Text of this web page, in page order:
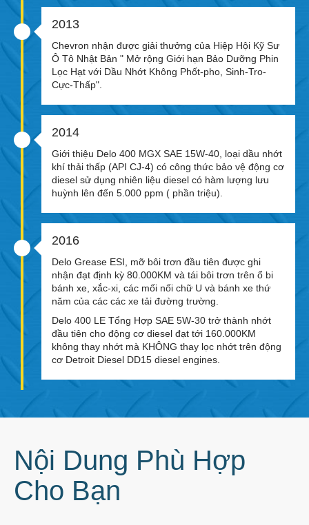
2013
Chevron nhận được giải thưởng của Hiệp Hội Kỹ Sư
Ô Tô Nhật Bản " Mở rộng Giới hạn Bảo Dưỡng Phin
Lọc Hạt với Dầu Nhớt Không Phốt-pho, Sinh-Tro-
Cực-Thấp".
2014
Giới thiệu Delo 400 MGX SAE 15W-40, loại dầu nhớt
khí thải thấp (API CJ-4) có công thức bảo vệ động cơ
diesel sử dụng nhiên liệu diesel có hàm lượng lưu
huỳnh lên đến 5.000 ppm ( phần triệu).
2016
Delo Grease ESI, mỡ bôi trơn đầu tiên được ghi
nhận đạt định kỳ 80.000KM và tái bôi trơn trên ổ bi
bánh xe, xắc-xi, các mối nối chữ U và bánh xe thứ
năm của các các xe tải đường trường.
Delo 400 LE Tổng Hợp SAE 5W-30 trở thành nhớt
đầu tiên cho động cơ diesel đạt tới 160.000KM
không thay nhớt mà KHÔNG thay lọc nhớt trên động
cơ Detroit Diesel DD15 diesel engines.
Nội Dung Phù Hợp
Cho Bạn